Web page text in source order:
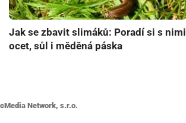
Jak se zbavit slimáků: Poradí si s nimi
ocet, sůl i měděná páska
Network, s.r.o.